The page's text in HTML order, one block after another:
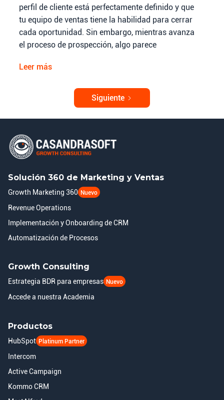
perfil de cliente está perfectamente definido y que
tu equipo de ventas tiene la habilidad para cerrar
cada oportunidad. Sin embargo, mientras avanza
el proceso de prospección, algo parece
los leads se enfrían y las conversiones no están al
Leer más
Siguiente
Solución 360 de Marketing y Ventas
Growth Marketing 360 Nuevo
Revenue Operations
Implementación y Onboarding de CRM
Automatización de Procesos
Growth Consulting
Estrategia BDR para empresas Nuevo
Accede a nuestra Academia
Productos
HubSpot Platinum Partner
Intercom
Active Campaign
Kommo CRM